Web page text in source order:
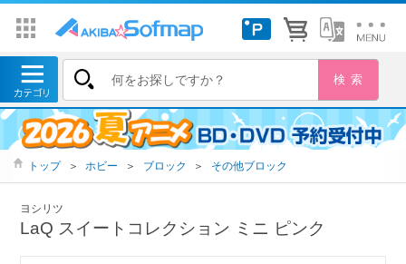
トップ ＞ ホビー ＞ ブロック ＞ その他ブロック
ヨシリツ
LaQ スイートコレクション ミニ ピンク